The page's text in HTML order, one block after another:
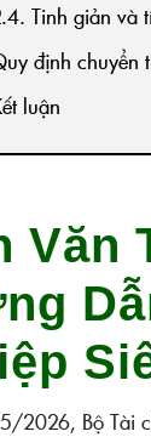
Tinh giản và
định chuyển
luận
Văn
2026, Bộ Tài